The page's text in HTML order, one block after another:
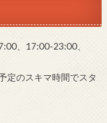
、17:00-23:00、
定のスキマ時間でスタ